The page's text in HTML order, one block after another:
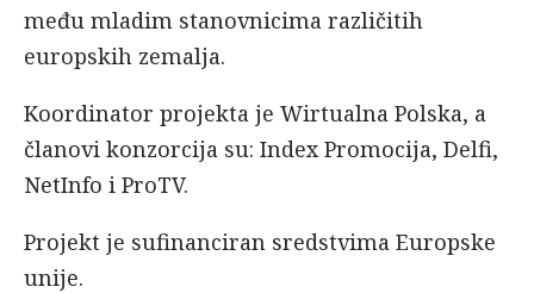
među mladim stanovnicima različitih
europskih zemalja.
Koordinator projekta je Wirtualna Polska, a
članovi konzorcija su: Index Promocija, Delfi,
NetInfo i ProTV.
Projekt je sufinanciran sredstvima Europske
unije.